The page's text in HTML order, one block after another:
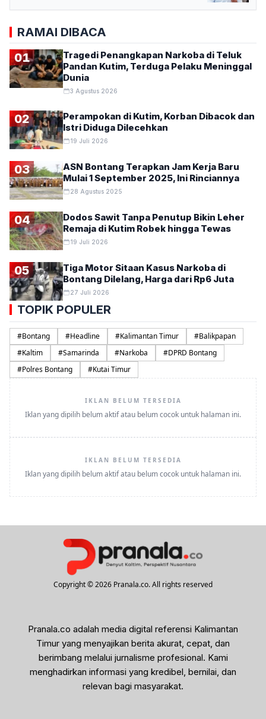
RAMAI DIBACA
01
Tragedi Penangkapan Narkoba di Teluk
Pandan Kutim, Terduga Pelaku Meninggal
Dunia
3 Agustus 2026
02
Perampokan di Kutim, Korban Dibacok dan
Istri Diduga Dilecehkan
19 Juli 2026
03
ASN Bontang Terapkan Jam Kerja Baru
Mulai 1 September 2025, Ini Rinciannya
28 Agustus 2025
04
Dodos Sawit Tanpa Penutup Bikin Leher
Remaja di Kutim Robek hingga Tewas
19 Juli 2026
05
Tiga Motor Sitaan Kasus Narkoba di
Bontang Dilelang, Harga dari Rp6 Juta
27 Juli 2026
TOPIK POPULER
#Bontang #Headline #Kalimantan Timur #Balikpapan
#Kaltim #Samarinda #Narkoba #DPRD Bontang
#Polres Bontang #Kutai Timur
IKLAN BELUM TERSEDIA
Iklan yang dipilih belum aktif atau belum cocok untuk halaman ini.
IKLAN BELUM TERSEDIA
Iklan yang dipilih belum aktif atau belum cocok untuk halaman ini.
Copyright © 2026 Pranala.co. All rights reserved
Pranala.co adalah media digital referensi Kalimantan
Timur yang menyajikan berita akurat, cepat, dan
berimbang melalui jurnalisme profesional. Kami
menghadirkan informasi yang kredibel, bernilai, dan
relevan bagi masyarakat.